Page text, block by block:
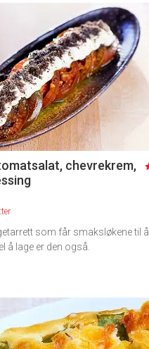
chevrekrem,
som får smaksløkene til å
å lage er den også.